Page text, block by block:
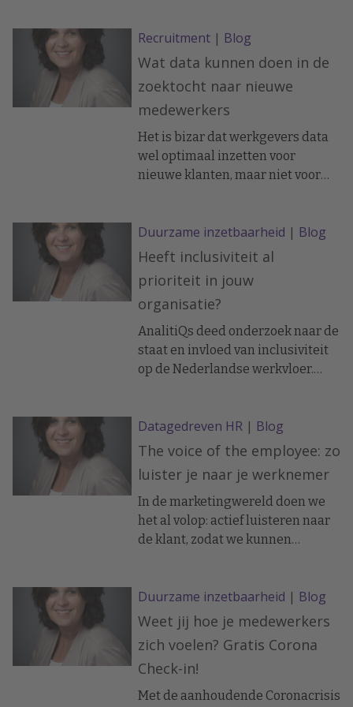
organisatiecultuur zoals die écht
is.
Recruitment | Blog
Wat data kunnen doen in de
zoektocht naar nieuwe
medewerkers
Het is bizar dat werkgevers data
wel optimaal inzetten voor
nieuwe klanten, maar niet voor
groot is, is het belangrijk om
potentiële medewerkers te
grondige data-analyse kom je
erachter wat de kenmerken en
drijfveren waren van de beste
onder de nieuwe werknemers.
Voor een succesvolle werving zijn
optimale wervingsboodschap.
Duurzame inzetbaarheid | Blog
Heeft inclusiviteit al
prioriteit in jouw
organisatie?
AnalitiQs deed onderzoek naar de
staat en invloed van inclusiviteit
op de Nederlandse werkvloer.
geïncludeerd voelen:
Datagedreven HR | Blog
The voice of the employee: zo
luister je naar je werknemer
In de marketingwereld doen we
het al volop: actief luisteren naar
de klant, zodat we kunnen
analytics’, ziet nu dezelfde trend
ontstaan bij werknemers. Hoe doe
je dat, actief naar je werknemer
luisteren? En waarom is het
waardevol?
Duurzame inzetbaarheid | Blog
Weet jij hoe je medewerkers
zich voelen? Gratis Corona
Check-in!
Met de aanhoudende Coronacrisis